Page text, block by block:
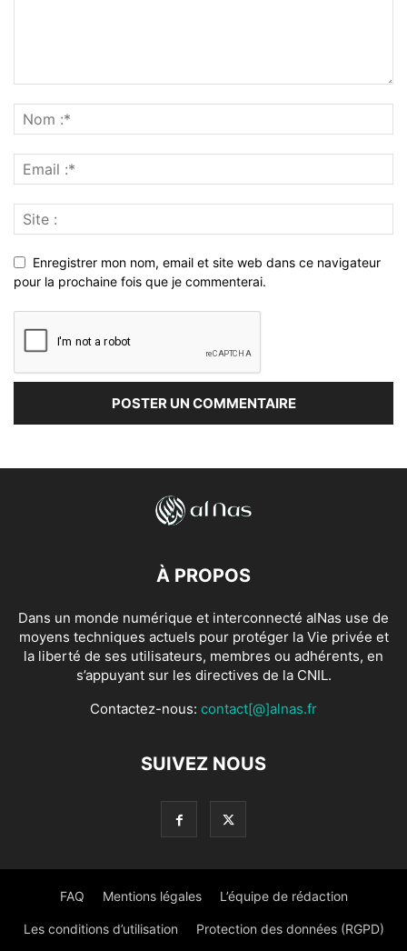
Enregistrer mon nom, email et site web dans ce navigateur
pour la prochaine fois que je commenterai.
À PROPOS
Dans un monde numérique et interconnecté alNas use de
moyens techniques actuels pour protéger la Vie privée et
la liberté de ses utilisateurs, membres ou adhérents, en
s’appuyant sur les directives de la CNIL.
Contactez-nous: contact[@]alnas.fr
SUIVEZ NOUS
FAQ Mentions légales L’équipe de rédaction
Les conditions d’utilisation Protection des données (RGPD)